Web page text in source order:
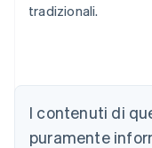
tradizionali.
I contenuti di
puramente
English
Austria
Deutsch English
Belgio